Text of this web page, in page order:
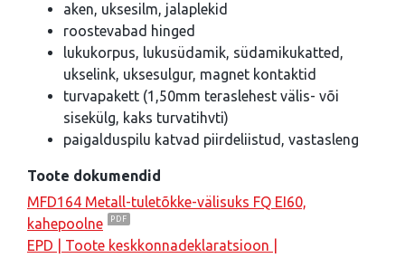
aken, uksesilm, jalaplekid
roostevabad hinged
lukukorpus, lukusüdamik, südamikukatted,
ukselink, uksesulgur, magnet kontaktid
turvapakett (1,50mm teraslehest välis- või
sisekülg, kaks turvatihvti)
paigalduspilu katvad piirdeliistud, vastasleng
Toote dokumendid
MFD164 Metall-tuletõkke-välisuks FQ EI60,
kahepoolne
EPD | Toote keskkonnadeklaratsioon |